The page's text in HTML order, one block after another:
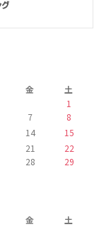
金
土
1
7
8
14
15
21
22
28
29
金
土